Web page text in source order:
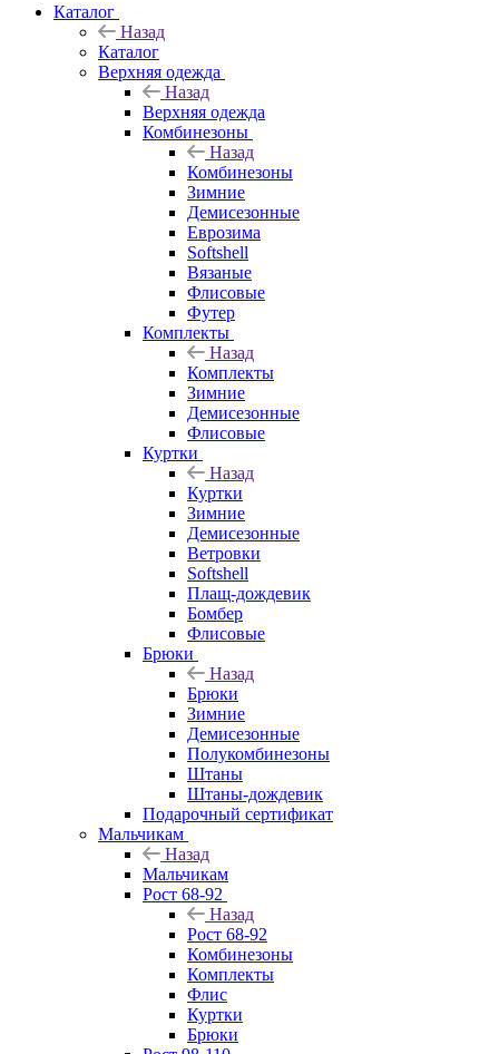
Каталог
Назад
Каталог
Верхняя одежда
Назад
Верхняя одежда
Комбинезоны
Назад
Комбинезоны
Зимние
Демисезонные
Еврозима
Softshell
Вязаные
Флисовые
Футер
Комплекты
Назад
Комплекты
Зимние
Демисезонные
Флисовые
Куртки
Назад
Куртки
Зимние
Демисезонные
Ветровки
Softshell
Плащ-дождевик
Бомбер
Флисовые
Брюки
Назад
Брюки
Зимние
Демисезонные
Полукомбинезоны
Штаны
Штаны-дождевик
Подарочный сертификат
Мальчикам
Назад
Мальчикам
Рост 68-92
Назад
Рост 68-92
Комбинезоны
Комплекты
Флис
Куртки
Брюки